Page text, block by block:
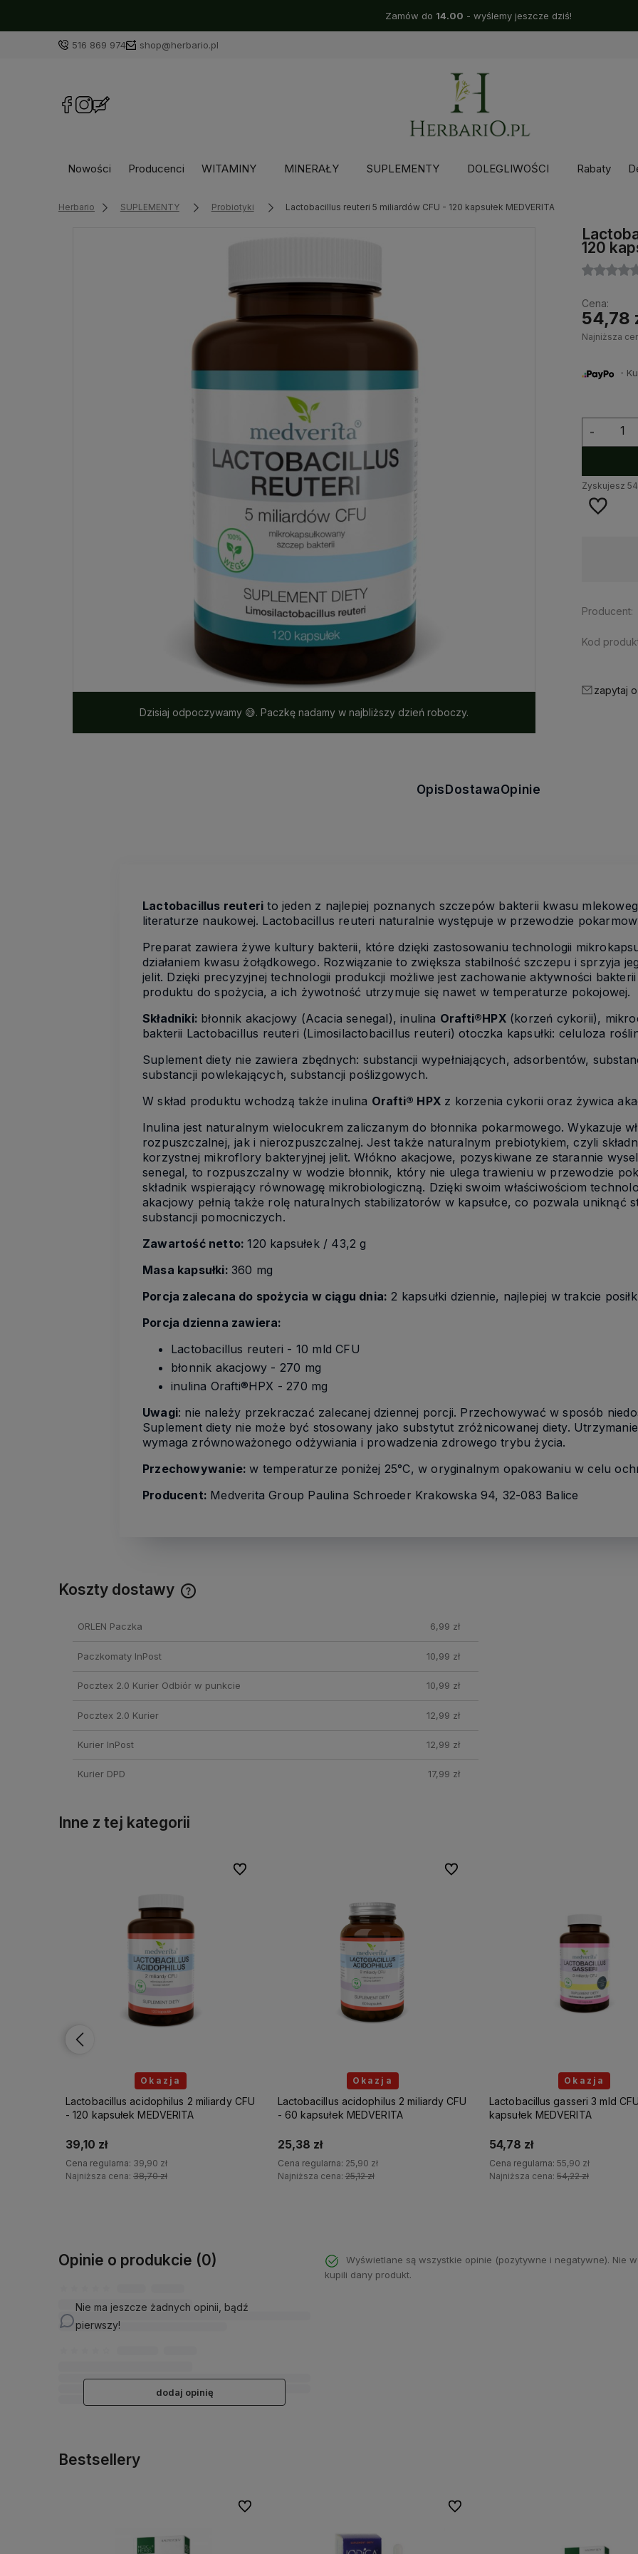
Zamów do 14.00 - wyślemy jeszcze dziś!
516 869 974 shop@herbario.pl
Nowości Producenci WITAMINY MINERAŁY SUPLEMENTY DOLEGLIWOŚCI Rabaty
Herbario SUPLEMENTY Probiotyki Lactobacillus reuteri 5 miliardów CFU - 120 kapsułek MEDVERITA
Dzisiaj odpoczywamy 😅. Paczkę nadamy w najbliższy dzień roboczy.
120
Cena:
54,78
Najniższa
・
-
Zyskujesz 54
- ORLEN Paczka
Producent:
Kod
zapytaj
OpisDostawaOpinie
Lactobacillus reuteri to jeden z najlepiej poznanych szczepów bakterii kwasu
literaturze naukowej. Lactobacillus reuteri naturalnie występuje w przewodzie
Preparat zawiera żywe kultury bakterii, które dzięki zastosowaniu technologii
działaniem kwasu żołądkowego. Rozwiązanie to zwiększa stabilność szczepu i sprzyja
jelit. Dzięki precyzyjnej technologii produkcji możliwe jest zachowanie aktywności
produktu do spożycia, a ich żywotność utrzymuje się nawet w temperaturze pokojowej.
Składniki: błonnik akacjowy (Acacia senegal), inulina Orafti®HPX (korzeń cykorii),
bakterii Lactobacillus reuteri (Limosilactobacillus reuteri) otoczka kapsułki: celuloza
Suplement diety nie zawiera zbędnych: substancji wypełniających, adsorbentów,
substancji powlekających, substancji poślizgowych.
W skład produktu wchodzą także inulina Orafti® HPX z korzenia cykorii oraz żywica
Inulina jest naturalnym wielocukrem zaliczanym do błonnika pokarmowego. Wykazuje
rozpuszczalnej, jak i nierozpuszczalnej. Jest także naturalnym prebiotykiem, czyli
korzystnej mikroflory bakteryjnej jelit. Włókno akacjowe, pozyskiwane ze starannie
senegal, to rozpuszczalny w wodzie błonnik, który nie ulega trawieniu w przewodzie
składnik wspierający równowagę mikrobiologiczną. Dzięki swoim właściwościom
akacjowy pełnią także rolę naturalnych stabilizatorów w kapsułce, co pozwala uniknąć
substancji pomocniczych.
Zawartość netto:120 kapsułek / 43,2 g
Masa kapsułki: 360 mg
Porcja zalecana do spożycia w ciągu dnia: 2 kapsułki dziennie, najlepiej w trakcie
Porcja dzienna zawiera:
Lactobacillus reuteri - 10 mld CFU
błonnik akacjowy - 270 mg
inulina Orafti®HPX - 270 mg
Uwagi: nie należy przekraczać zalecanej dziennej porcji. Przechowywać w sposób
Suplement diety nie może być stosowany jako substytut zróżnicowanej diety.
wymaga zrównoważonego odżywiania i prowadzenia zdrowego trybu życia.
Przechowywanie:w temperaturze poniżej 25°C, w oryginalnym opakowaniu w celu
Producent: Medverita Group Paulina Schroeder Krakowska 94, 32-083 Balice
Koszty dostawy
ORLEN Paczka 6,99 zł
Paczkomaty InPost 10,99 zł
Pocztex 2.0 Kurier Odbiór w punkcie 10,99 zł
Pocztex 2.0 Kurier 12,99 zł
Kurier InPost 12,99 zł
Kurier DPD 17,99 zł
Inne z tej kategorii
Okazja
Lactobacillus acidophilus 2 miliardy CFU
- 60 kapsułek MEDVERITA
25,38 zł
Cena regularna: 25,90 zł
Najniższa cena:25,12 zł
Do ulubionych
Do ulubionych
Okazja
Lactobacillus gasseri 3 mld CFU 120
kapsułek MEDVERITA
54,78 zł
Cena regularna: 55,90 zł
Najniższa cena:54,22 zł
Do ulubionych
Do ulubionych
Okazja
Lactobacillus plantarum 5
- 120 kapsułek MEDVERITA
48,90 zł
Cena regularna:49,90 zł
Najniższa cena:48,40 zł
Opinie o produkcie (0)
Nie ma jeszcze żadnych opinii, bądź
pierwszy!
dodaj opinię
Wyświetlane są wszystkie opinie (pozytywne i negatywne). Nie
kupili dany produkt.
Bestsellery
Do ulubionych Do ulubionych
Rabat 7 %
Chcę otrzymać rabat 7%
Polityka prywatności